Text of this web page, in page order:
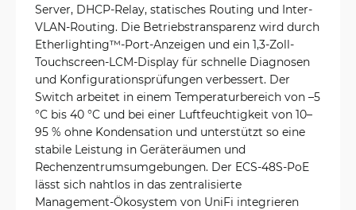
Server, DHCP-Relay, statisches Routing und Inter-
VLAN-Routing. Die Betriebstransparenz wird durch
Etherlighting™-Port-Anzeigen und ein 1,3-Zoll-
Touchscreen-LCM-Display für schnelle Diagnosen
und Konfigurationsprüfungen verbessert. Der
Switch arbeitet in einem Temperaturbereich von –5
°C bis 40 °C und bei einer Luftfeuchtigkeit von 10–
95 % ohne Kondensation und unterstützt so eine
stabile Leistung in Geräteräumen und
Rechenzentrumsumgebungen. Der ECS-48S-PoE
lässt sich nahtlos in das zentralisierte
Management-Ökosystem von UniFi integrieren